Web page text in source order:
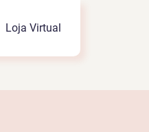
Loja Virtual